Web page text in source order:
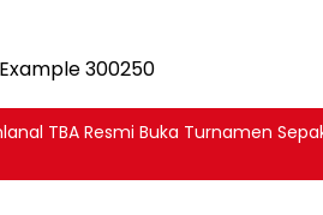
TBA Resmi Buka Turnamen